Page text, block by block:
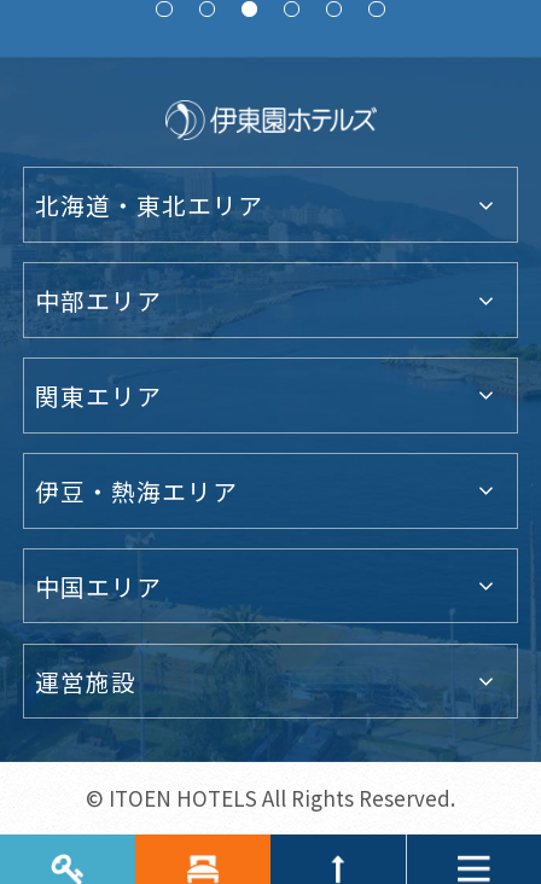
北海道・東北エリア
中部エリア
関東エリア
伊豆・熱海エリア
中国エリア
運営施設
© ITOEN HOTELS All Rights Reserved.